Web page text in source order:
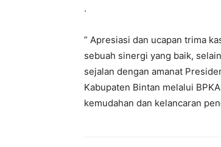
.
” Apresiasi dan ucapan trima
sebuah sinergi yang baik,
sejalan dengan amanat
Kabupaten Bintan melalui
kemudahan dan kelancaran